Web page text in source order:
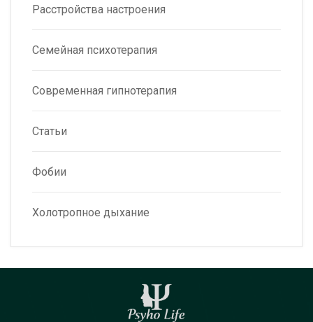
Расстройства настроения
Семейная психотерапия
Современная гипнотерапия
Статьи
Фобии
Холотропное дыхание